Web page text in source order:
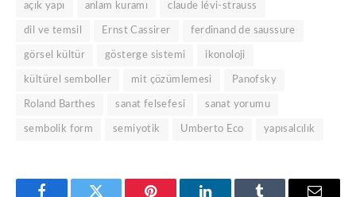
açık yapı anlam kuramı claude lévi-strauss
dil ve temsil Ernst Cassirer ferdinand de saussure
görsel kültür gösterge sistemi ikonoloji
kültürel semboller mit çözümlemesi Panofsky
Roland Barthes sanat felsefesi sanat yorumu
sembolik form semiyotik Umberto Eco yapısalcılık